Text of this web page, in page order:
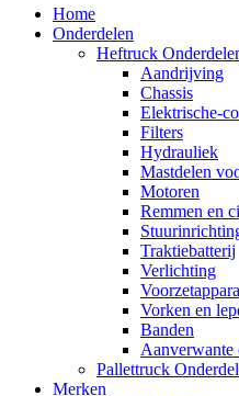
Home
Onderdelen
Heftruck
Aandrijving
Chassis
Elektrische-
Filters
Hydrauliek
Mastdelen
Motoren
Remmen en
Traktiebatterij
Verlichting
Vorken en
Banden
Aanverwante
Pallettruck
Merken